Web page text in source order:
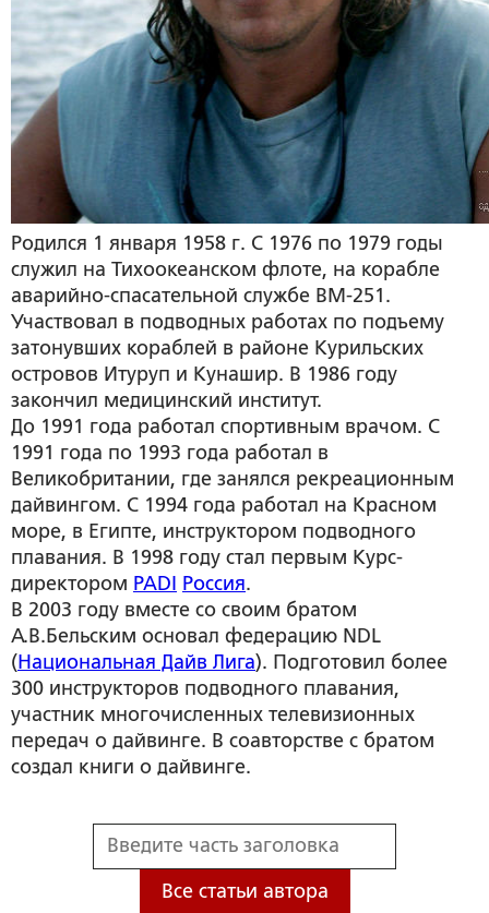
Родился 1 января 1958 г. С 1976 по 1979 годы
служил на Тихоокеанском флоте, на корабле
аварийно-спасательной службе ВМ-251.
Участвовал в подводных работах по подъему
затонувших кораблей в районе Курильских
островов Итуруп и Кунашир. В 1986 году
закончил медицинский институт.
До 1991 года работал спортивным врачом. С
1991 года по 1993 года работал в
Великобритании, где занялся рекреационным
дайвингом. С 1994 года работал на Красном
море, в Египте, инструктором подводного
плавания. В 1998 году стал первым Курс-
директором PADI Россия.
В 2003 году вместе со своим братом
А.В.Бельским основал федерацию NDL
(Национальная Дайв Лига). Подготовил более
300 инструкторов подводного плавания,
участник многочисленных телевизионных
передач о дайвинге. В соавторстве с братом
создал книги о дайвинге.
Все статьи автора